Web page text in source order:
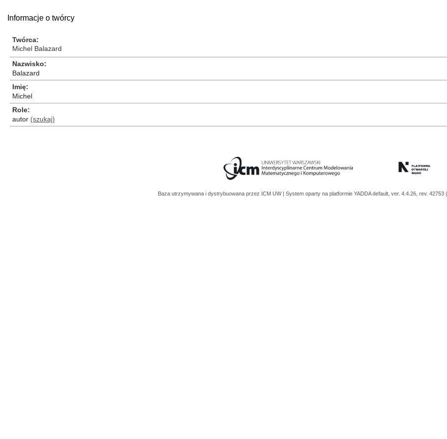
Informacje o twórcy
Twórca
Michel Balazard
Nazwisko
Balazard
Imię
Michel
Role
autor (szukaj)
Baza utrzymywana i dystrybuowana przez ICM UW | System oparty na platformie YADDAdefault, ver. 4.4.26, rev. 42753 |